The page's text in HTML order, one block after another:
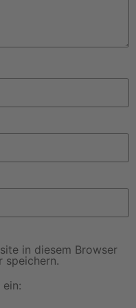
in diesem Browser
speichern.